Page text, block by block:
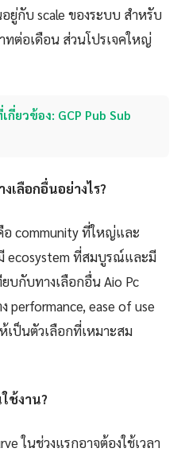
ยู่กับ scale ของระบบ สำหรับ
ทต่อเดือน ส่วนโปรเจคใหญ่
ยวข้อง: GCP Pub Sub
เลือกอื่นอย่างไร?
อ community ที่ใหญ่และ
ecosystem ที่สมบูรณ์และมี
บกับทางเลือกอื่น Aio Pc
performance, ease of use
เป็นตัวเลือกที่เหมาะสม
ช้งาน?
ในช่วงแรกอาจต้องใช้เวลา